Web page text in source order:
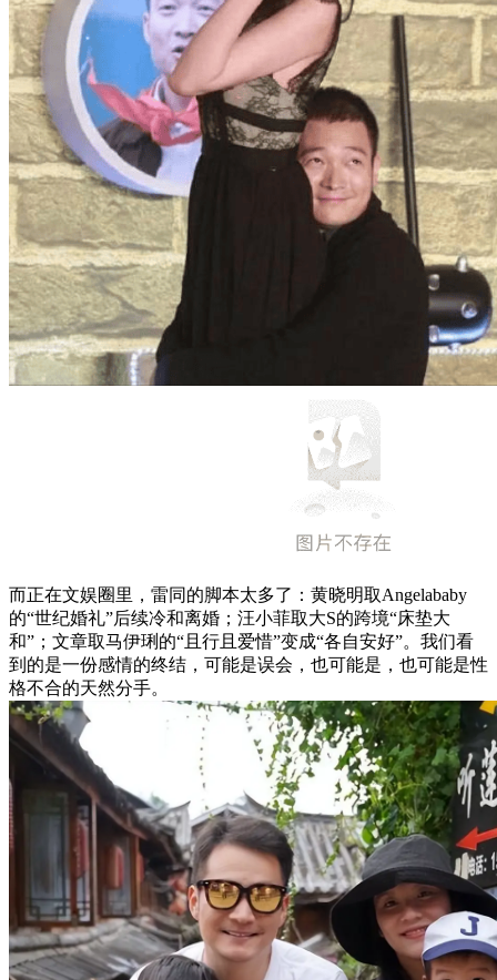
而正在文娱圈里，雷同的脚本太多了：黄晓明取Angelababy
的“世纪婚礼”后续冷和离婚；汪小菲取大S的跨境“床垫大
和”；文章取马伊琍的“且行且爱惜”变成“各自安好”。我们看
到的是一份感情的终结，可能是误会，也可能是，也可能是性
格不合的天然分手。